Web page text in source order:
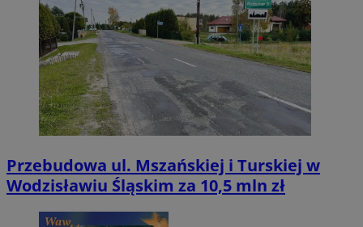
Przebudowa ul. Mszańskiej i Turskiej w
Wodzisławiu Śląskim za 10,5 mln zł